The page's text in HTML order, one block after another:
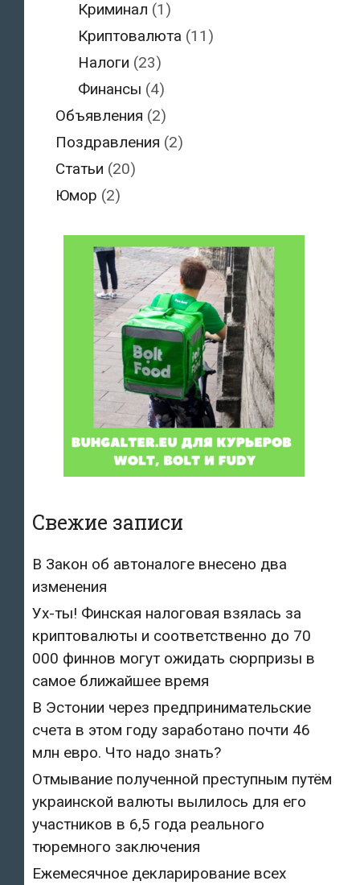
Криминал (1)
Криптовалюта (11)
Налоги (23)
Финансы (4)
Объявления (2)
Поздравления (2)
Статьи (20)
Юмор (2)
Свежие записи
В Закон об автоналоге внесено два
изменения
Ух-ты! Финская налоговая взялась за
криптовалюты и соответственно до 70
000 финнов могут ожидать сюрпризы в
самое ближайшее время
В Эстонии через предпринимательские
счета в этом году заработано почти 46
млн евро. Что надо знать?
Отмывание полученной преступным путём
украинской валюты вылилось для его
участников в 6,5 года реального
тюремного заключения
Ежемесячное декларирование всех